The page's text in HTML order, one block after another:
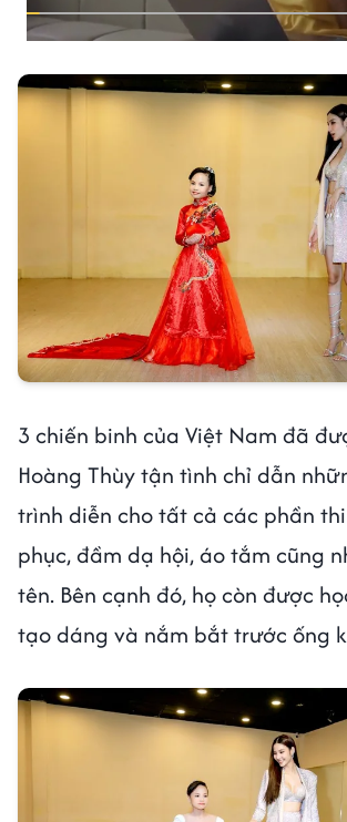
3 chiến binh của Việt Nam đã
Hoàng Thùy tận tình chỉ dẫn
trình diễn cho tất cả các phần
phục, đầm dạ hội, áo tắm cũng
tên. Bên cạnh đó, họ còn được
tạo dáng và nắm bắt trước ống